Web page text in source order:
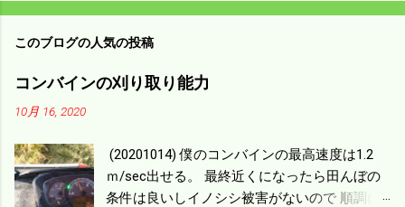
このブログの人気の投稿
コンバインの刈り取り能力
10月 16, 2020
(20201014) 僕のコンバインの最高速度は1.2
ｍ/sec出せる。 最終近くになったら田んぼの
条件は良いしイノシシ被害がないので 順調に